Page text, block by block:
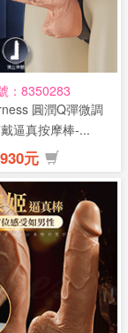
：8350283
圓潤Q彈微調
逼真按摩棒-...
元